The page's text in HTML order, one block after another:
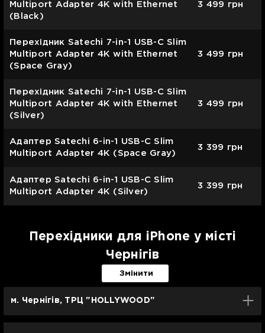
Multiport Adapter 4K with Ethernet
(Black)
3 499 грн
Перехідник Satechi 7-in-1 USB-C Slim
Multiport Adapter 4K with Ethernet
(Space Gray)
3 499 грн
Перехідник Satechi 7-in-1 USB-C Slim
Multiport Adapter 4K with Ethernet
(Silver)
3 499 грн
Адаптер Satechi 6-in-1 USB-C Slim
Multiport Adapter 4K (Space Gray)
3 399 грн
Адаптер Satechi 6-in-1 USB-C Slim
Multiport Adapter 4K (Silver)
3 399 грн
Перехідники для iPhone у місті
Чернігів
Змінити
м. Чернігів, ТРЦ "HOLLYWOOD"